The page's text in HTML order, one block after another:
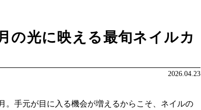
の光に映える最旬ネイルカ
2026.04.23
。手元が目に入る機会が増えるからこそ、ネイルの